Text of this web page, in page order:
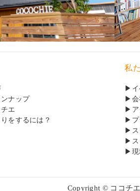
ナップ
エ
をするには？
私
現
Copyright © ココチ